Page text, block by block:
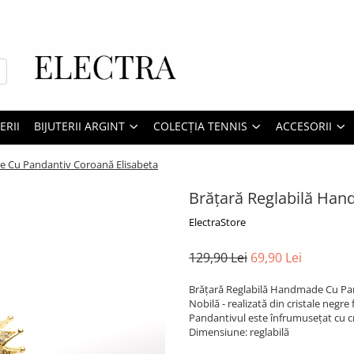
BIJUTERII ARGINT COLECȚIA TENNIS ACCESORII
Cu Pandantiv Coroană Elisabeta
Brățară Reglabilă
ElectraStore
129,90 Lei 69,90 Lei
Brățară Reglabilă Handmade Cu
Nobilă - realizată din cristale
Pandantivul este înfrumusețat cu
Dimensiune: reglabilă